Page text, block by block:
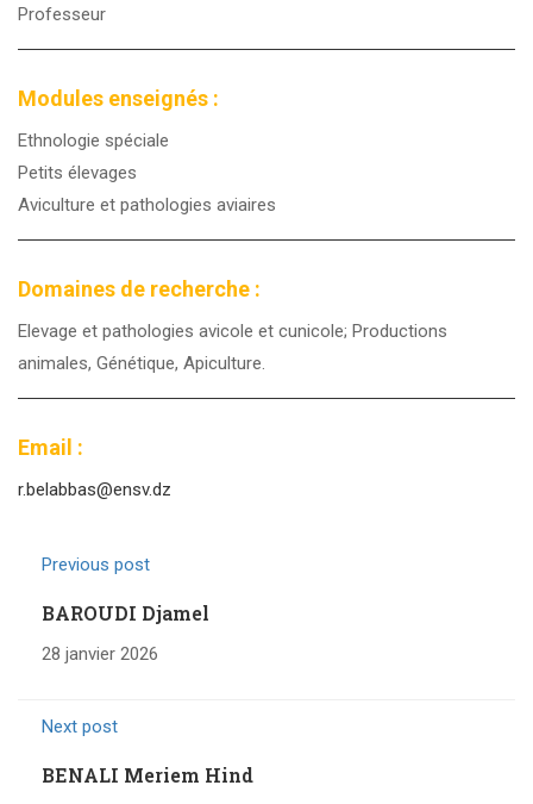
Professeur
Modules enseignés :
Ethnologie spéciale
Petits élevages
Aviculture et pathologies aviaires
Domaines de recherche :
Elevage et pathologies avicole et cunicole; Productions
animales, Génétique, Apiculture.
Email :
r.belabbas@ensv.dz
Previous post
BAROUDI Djamel
28 janvier 2026
Next post
BENALI Meriem Hind